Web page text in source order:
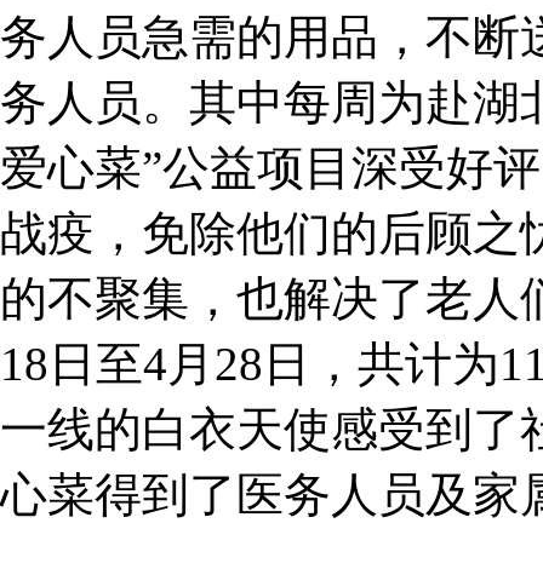
务人员急需的用品，不断
务人员。其中每周为赴湖
爱心菜”公益项目深受好
战疫，免除他们的后顾之
的不聚集，也解决了老人
18日至4月28日，共计为
一线的白衣天使感受到了
心菜得到了医务人员及家